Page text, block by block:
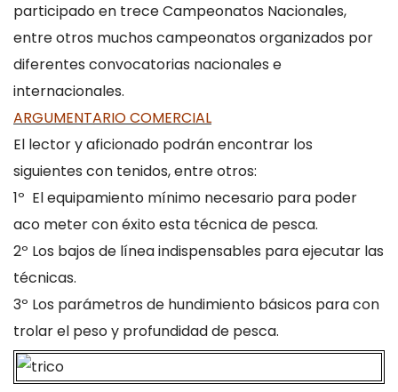
participado en trece Campeonatos Nacionales,
entre otros muchos campeonatos organizados por
diferentes convocatorias nacionales e
internacionales.
ARGUMENTARIO COMERCIAL
El lector y aficionado podrán encontrar los
siguientes con tenidos, entre otros:
1º El equipamiento mínimo necesario para poder
aco meter con éxito esta técnica de pesca.
2º Los bajos de línea indispensables para ejecutar las
técnicas.
3º Los parámetros de hundimiento básicos para con
trolar el peso y profundidad de pesca.